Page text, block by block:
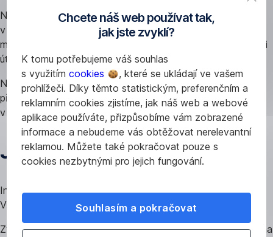
Chcete náš web používat tak,
jak jste zvyklí?
K tomu potřebujeme váš souhlas
s využitím cookies
, které se ukládají ve vašem
prohlížeči. Díky těmto statistickým, preferenčním a
reklamním cookies zjistíme, jak náš web a webové
aplikace používáte, přizpůsobíme vám zobrazené
informace a nebudeme vás obtěžovat nerelevantní
reklamou. Můžete také pokračovat pouze s
cookies nezbytnými pro jejich fungování.
Souhlasím a pokračovat
Například účet za mobilní telefon se každý měsíc pohybuje
v rozmezí 1 000 – 1 200 Kč. Můžete si nastavit inkaso na
maximální částku například 1 500 Kč a máte jistotu, že vaši
útratu banka bez problému zaplatí.
Na rozdíl od inkasa, musíte do trvalého příkazu uvést
přesnou částku, která se pak strhává pravidelně
v nastaveném intervalu.
Jak si nastavit inkaso
Inkaso si nastavíte úplně jednoduše přímo vGeorgi.
Vyberete si účet, ze kterého se mají strnout peníze.
Zvolíte si možnost „Inkasa/SIPO“. V dalším kroku kliknete na